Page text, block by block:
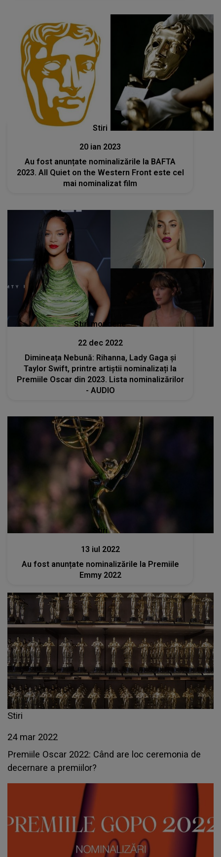
Stiri
20 ian 2023
Au fost anunțate nominalizările la BAFTA
2023. All Quiet on the Western Front este cel
mai nominalizat film
Stiri mondene
22 dec 2022
Dimineața Nebună: Rihanna, Lady Gaga şi
Taylor Swift, printre artiștii nominalizați la
Premiile Oscar din 2023. Lista nominalizărilor
- AUDIO
Stiri
13 iul 2022
Au fost anunțate nominalizările la Premiile
Emmy 2022
Stiri
24 mar 2022
Premiile Oscar 2022: Când are loc ceremonia de
decernare a premiilor?